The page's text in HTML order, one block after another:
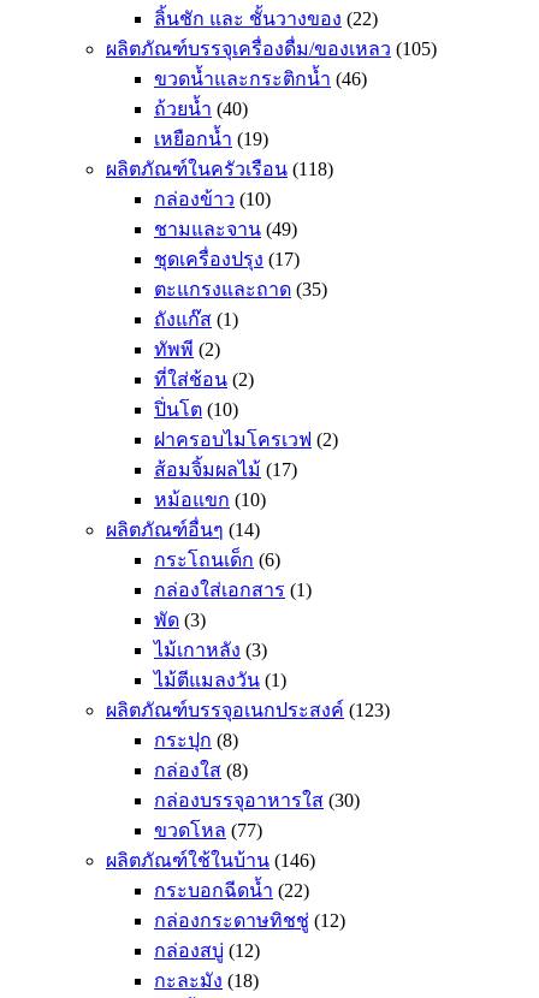
ลิ้นชัก และ ชั้นวางของ (22)
ผลิตภัณฑ์บรรจุเครื่องดื่ม/ของเหลว (105)
ขวดน้ำและกระติกน้ำ (46)
ถ้วยน้ำ (40)
เหยือกน้ำ (19)
ผลิตภัณฑ์ในครัวเรือน (118)
กล่องข้าว (10)
ชามและจาน (49)
ชุดเครื่องปรุง (17)
ตะแกรงและถาด (35)
ถังแก๊ส (1)
ทัพพี (2)
ที่ใส่ช้อน (2)
ปิ่นโต (10)
ฝาครอบไมโครเวฟ (2)
ส้อมจิ้มผลไม้ (17)
หม้อแขก (10)
ผลิตภัณฑ์อื่นๆ (14)
กระโถนเด็ก (6)
กล่องใส่เอกสาร (1)
พัด (3)
ไม้เกาหลัง (3)
ไม้ตีแมลงวัน (1)
ผลิตภัณฑ์บรรจุอเนกประสงค์ (123)
กระปุก (8)
กล่องใส (8)
กล่องบรรจุอาหารใส (30)
ขวดโหล (77)
ผลิตภัณฑ์ใช้ในบ้าน (146)
กระบอกฉีดน้ำ (22)
กล่องกระดาษทิชชู่ (12)
กล่องสบู่ (12)
กะละมัง (18)